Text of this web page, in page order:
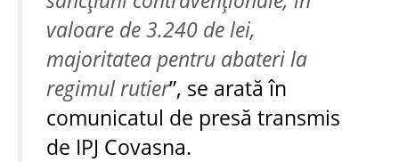
valoare de 3.240 de lei,
majoritatea pentru abateri la
regimul rutier”, se arată în
comunicatul de presă transmis
de IPJ Covasna.